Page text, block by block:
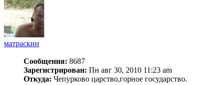
матраскин
Сообщения: 8687
Зарегистрирован: Пн авг 30, 2010 11:23 am
Откуда: Чепурково царство,горное государство.